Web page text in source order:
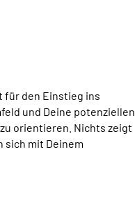
für den Einstieg ins
und Deine potenziellen
orientieren. Nichts zeigt
sich mit Deinem